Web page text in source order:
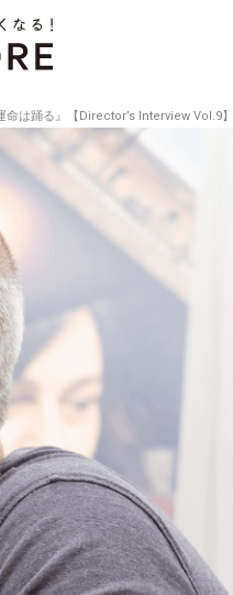
は踊る』【Director’s Interview Vol.9】